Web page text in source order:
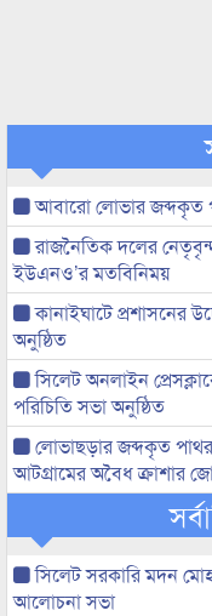
আবারো লোভার জব্দকৃত
রাজনৈতিক দলের
ইউএনও’র মতবিনিময়
কানাইঘাটে প্রশাসনের
অনুষ্ঠিত
সিলেট অনলাইন
পরিচিতি সভা অনুষ্ঠিত
লোভাছড়ার জব্দকৃত
আটগ্রামের অবৈধ ক্রাশার
সিলেট সরকারি মদন
আলোচনা সভা